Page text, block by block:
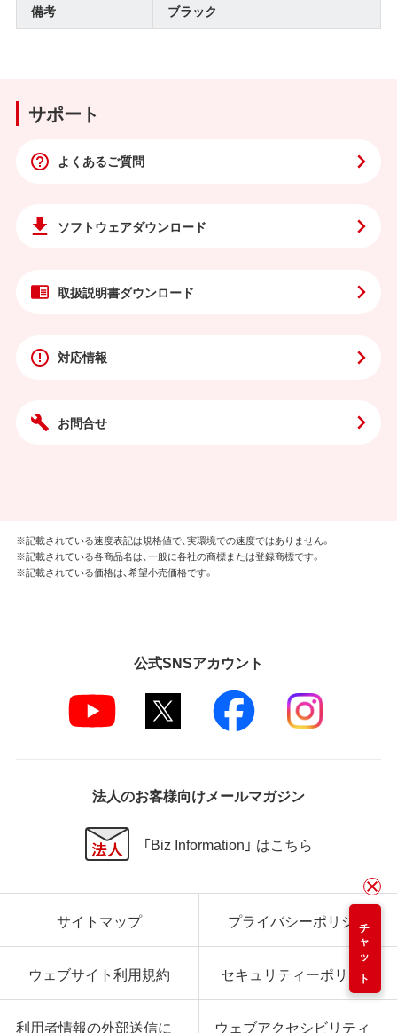
備考
ブラック
サポート
よくあるご質問
ソフトウェアダウンロード
取扱説明書ダウンロード
対応情報
お問合せ
チャット
※記載されている速度表記は規格値で、実環境での速度ではありません。
※記載されている各商品名は、一般に各社の商標または登録商標です。
※記載されている価格は、希望小売価格です。
公式SNSアカウント
法人のお客様向けメールマガジン
「Biz Information」 はこちら
サイトマップ プライバシーポリシー
ウェブサイト利用規約 セキュリティーポリシー
利用者情報の外部送信に ウェブアクセシビリティ